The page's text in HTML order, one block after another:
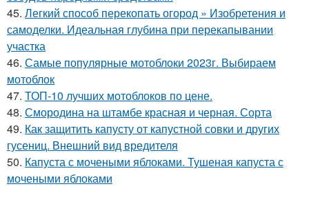
45. Легкий способ перекопать огород » Изобретения и
самоделки. Идеальная глубина при перекапывании
участка
46. Самые популярные мотоблоки 2023г. Выбираем
мотоблок
47. ТОП-10 лучших мотоблоков по цене.
48. Смородина на штамбе красная и черная. Сорта
49. Как защитить капусту от капустной совки и других
гусениц. Внешний вид вредителя
50. Капуста с мочеными яблоками. Тушеная капуста с
мочеными яблоками